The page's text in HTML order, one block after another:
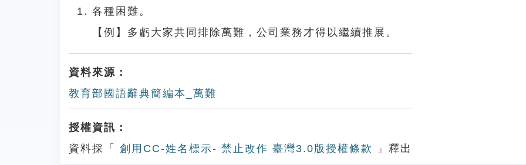
各種困難。
【例】多虧大家共同排除萬難，公司業務才得以繼續推展。
資料來源：
教育部國語辭典簡編本_萬難
授權資訊：
資料採「
創用CC-姓名標示- 禁止改作 臺灣3.0版授權條款 」釋出